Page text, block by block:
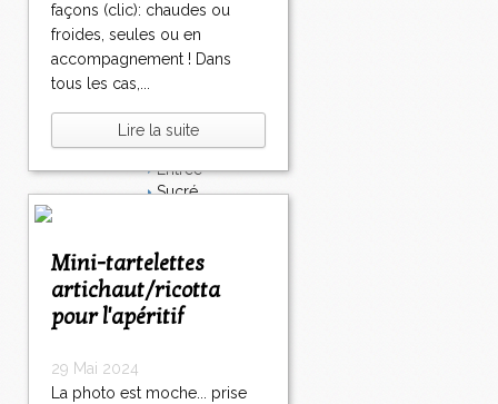
façons (clic): chaudes ou
froides, seules ou en
accompagnement ! Dans
tous les cas,...
Lire la suite
Mini-tartelettes
artichaut/ricotta
pour l'apéritif
29 Mai 2024
La photo est moche... prise
i
l
Plat
Bavardages
Entrée
Sucré
Fromage
Italie
Viande
Tarte
Soupe